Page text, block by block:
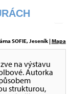
SOFIE, Jeseník |Mapa
na výstavu
Autorka
strukturou,